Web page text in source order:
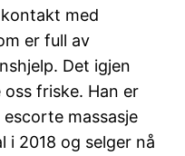
med
er full av
Det igjen
friske. Han er
massasje
i 2018 og selger nå